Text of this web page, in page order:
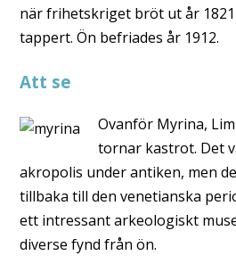
när frihetskriget bröt ut år
tappert. Ön befriades år 1912.
Att se
Ovanför Myrina,
tornar kastrot. Det
akropolis under antiken, men
tillbaka till den venetianska
ett intressant arkeologiskt
diverse fynd från ön.